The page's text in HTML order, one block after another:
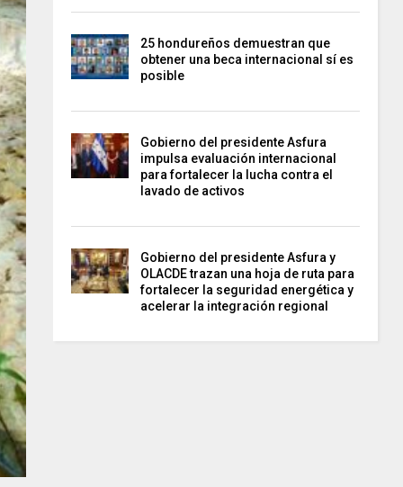
25 hondureños demuestran que
obtener una beca internacional sí es
posible
Gobierno del presidente Asfura
impulsa evaluación internacional
para fortalecer la lucha contra el
lavado de activos
Gobierno del presidente Asfura y
OLACDE trazan una hoja de ruta para
fortalecer la seguridad energética y
acelerar la integración regional